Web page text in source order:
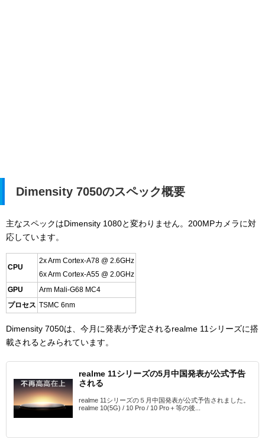
Dimensity 7050のスペック概要
主なスペックはDimensity 1080と変わりません。200MPカメラに対
応しています。
CPU
2x Arm Cortex-A78 @ 2.6GHz
6x Arm Cortex-A55 @ 2.0GHz
GPU
Arm Mali-G68 MC4
プロセス TSMC 6nm
Dimensity 7050は、今月に発表が予定されるrealme 11シリーズに搭
載されるとみられています。
realme 11シリーズの5月中国発表が公式予告
される
realme 11シリーズの５月中国発表が公式予告されました。
realme 10(5G) / 10 Pro / 10 Pro＋等の後...